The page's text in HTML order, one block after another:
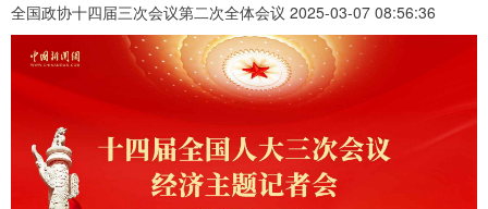
全国政协十四届三次会议第二次全体会议 2025-03-07 08:56:36